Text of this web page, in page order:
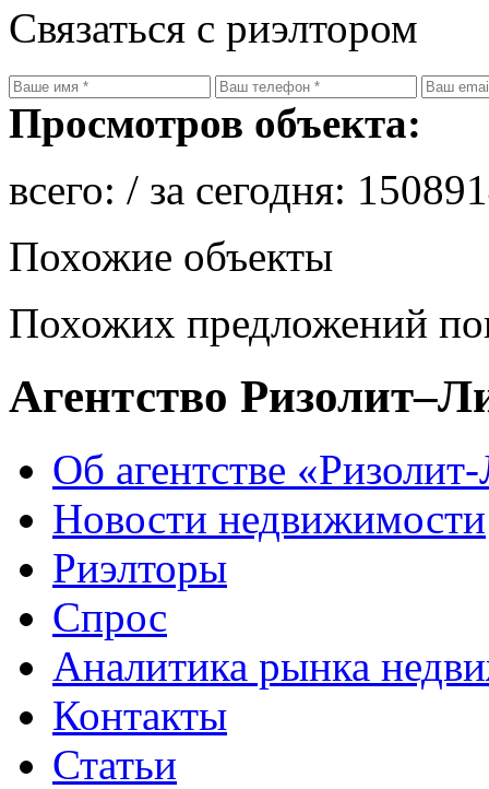
Связаться с риэлтором
Просмотров объекта:
всего: / за сегодня:
Похожие объекты
Похожих предложений
Агентство
Об агентстве
Новости недвижимости
Риэлторы
Спрос
Аналитика рынка
Контакты
Статьи